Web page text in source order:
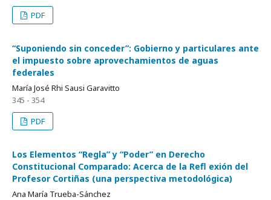
PDF
“Suponiendo sin conceder”: Gobierno y particulares ante
el impuesto sobre aprovechamientos de aguas
federales
María José Rhi Sausi Garavitto
345 - 354
PDF
Los Elementos “Regla” y “Poder” en Derecho
Constitucional Comparado: Acerca de la Reﬂ exión del
Profesor Cortiñas (una perspectiva metodológica)
Ana María Trueba-Sánchez